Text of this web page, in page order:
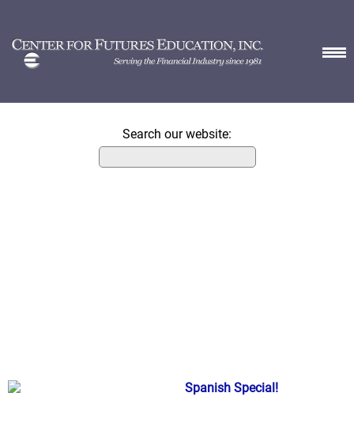
Search our website: